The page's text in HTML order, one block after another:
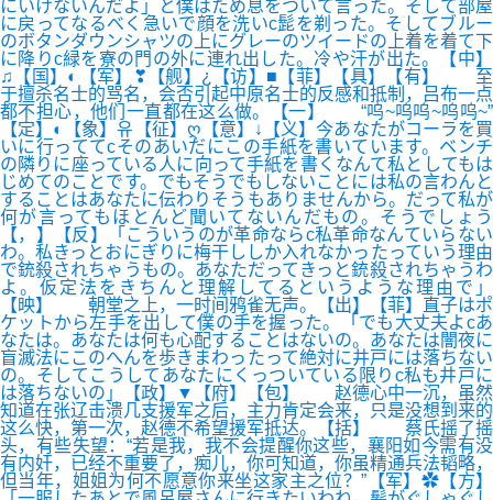
にいけないんだよ」と僕はため息をついて言った。そして部屋
に戻ってなるべく急いで顔を洗いc髭を剃った。そしてブルー
のボタンダウンシャツの上にグレーのツイードの上着を着て下
に降りc緑を寮の門の外に連れ出した。冷や汗が出た。【中】
♫【国】◐【军】❣【舰】¿【访】■【菲】【具】【有】 至
于擅杀名士的骂名，会否引起中原名士的反感和抵制，吕布一点
都不担心，他们一直都在这么做。【一】 “呜~呜呜~呜呜~”
【定】◐【象】유【征】ღ【意】↓【义】今あなたがコーラを買
いに行っててcそのあいだにこの手紙を書いています。ベンチ
の隣りに座っている人に向って手紙を書くなんて私としてもは
じめてのことです。でもそうでもしないことには私の言わんと
することはあなたに伝わりそうもありませんから。だって私が
何が言ってもほとんど聞いてないんだもの。そうでしょう
【，】【反】「こういうのが革命ならc私革命なんていらない
わ。私きっとおにぎりに梅干ししか入れなかったっていう理由
で銃殺されちゃうもの。あなただってきっと銃殺されちゃうわ
よ。仮定法をきちんと理解してるというような理由で」
【映】 朝堂之上，一时间鸦雀无声。【出】【菲】直子はポ
ケットから左手を出して僕の手を握った。「でも大丈夫よcあ
なたは。あなたは何も心配することはないの。あなたは闇夜に
盲滅法にこのへんを歩きまわったって絶対に井戸には落ちない
の。そしてこうしてあなたにくっついている限りc私も井戸に
は落ちないの」【政】▼【府】【包】 赵德心中一沉，虽然
知道在张辽击溃几支援军之后，主力肯定会来，只是没想到来的
这么快，第一次，赵德不希望援军抵达。【括】 蔡氏摇了摇
头，有些失望：“若是我，我不会提醒你这些，襄阳如今需有没
有内奸，已经不重要了，痴儿，你可知道，你虽精通兵法韬略，
但当年，姐姐为何不愿意你来坐这家主之位？”【军】✿【方】